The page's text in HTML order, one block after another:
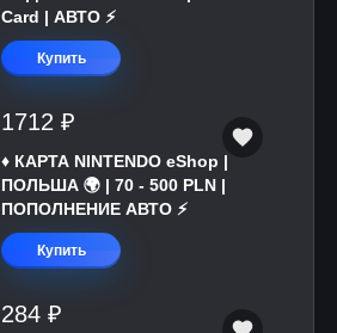
Card | АВТО ⚡
Купить
1712 ₽
♦️ КАРТА NINTENDO eShop |
ПОЛЬША 🌍 | 70 - 500 PLN |
ПОПОЛНЕНИЕ АВТО ⚡
Купить
284 ₽